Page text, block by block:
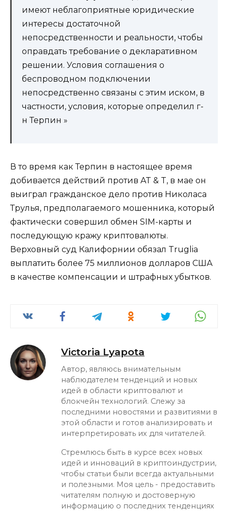
имеют неблагоприятные юридические
интересы достаточной
непосредственности и реальности, чтобы
оправдать требование о декларативном
решении. Условия соглашения о
беспроводном подключении
непосредственно связаны с этим иском, в
частности, условия, которые определил г-
н Терпин »
В то время как Терпин в настоящее время
добивается действий против AT & T, в мае он
выиграл гражданское дело против Николаса
Трулья, предполагаемого мошенника, который
фактически совершил обмен SIM-карты и
последующую кражу криптовалюты.
Верховный суд Калифорнии обязал Truglia
выплатить более 75 миллионов долларов США
в качестве компенсации и штрафных убытков.
Victoria Lyapota
Автор, являюсь внимательным
наблюдателем тенденций и новых
идей в области криптовалют и
блокчейн технологий. Слежу за
последними новостями и развитиями в
этой области и готов анализировать и
интерпретировать их для читателей.
Стремлюсь быть в курсе всех новых
идей и инноваций в криптоиндустрии,
чтобы статьи были всегда актуальными
и полезными. Моя цель - предоставить
читателям полную и достоверную
информацию о последних тенденциях